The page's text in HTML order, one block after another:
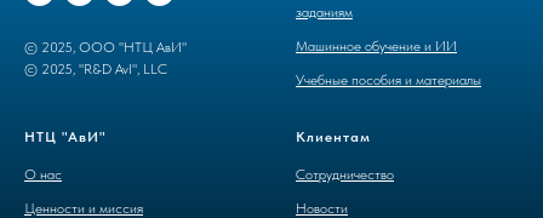
© 2025, ООО "НТЦ АвИ"
© 2025, "R&D AvI", LLC
заданиям
Машинное обучение и ИИ
Учебные пособия и материалы
НТЦ "АвИ"
О нас
Ценности и миссия
Клиентам
Cотрудничество
Новости